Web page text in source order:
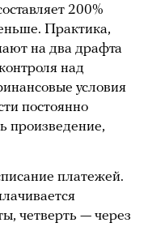
200%
Практика,
на два драфта
над
условия
постоянно
произведение,
платежей.
четверть — через